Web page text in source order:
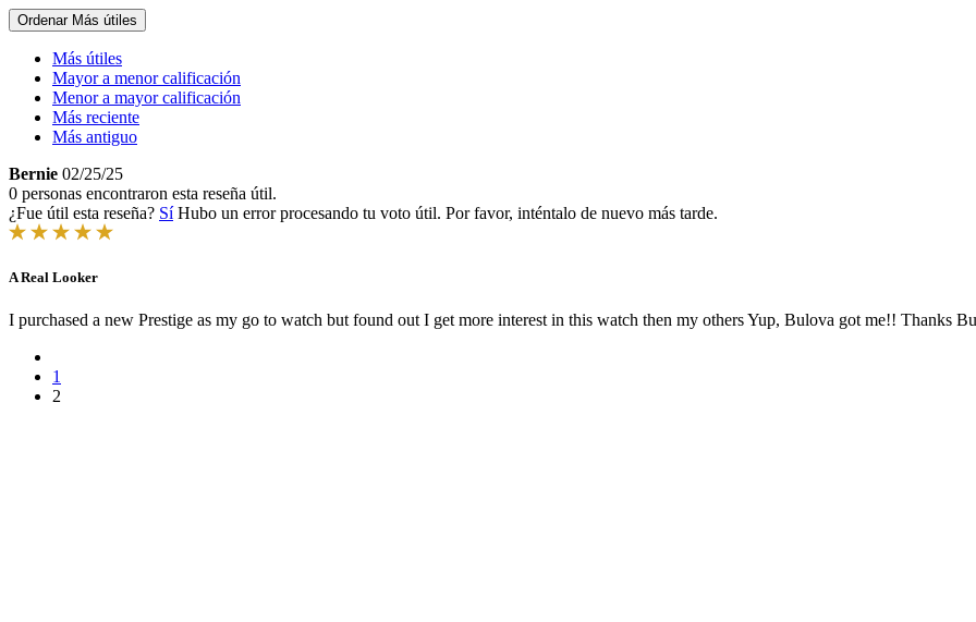
Ordenar Más útiles
Más útiles
Mayor a menor calificación
Menor a mayor calificación
Más reciente
Más antiguo
Bernie 02/25/25
0 personas encontraron esta reseña útil.
¿Fue útil esta reseña? Sí Hubo un error procesando tu voto útil. Por favor, inténtalo de nuevo más tarde.
A Real Looker
I purchased a new Prestige as my go to watch but found out I get more interest in this watch then my others Yup, Bulova got me!! Thanks
1
2